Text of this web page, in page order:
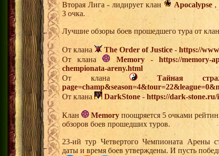
Вторая Лига - лидирует клан
Apocalypse ,
3 очка.
Лучшие обзоры боев прошедшего тура от
От клана The Order of Justice - https://
От клана
Memory-https://memory-
chempionata-areny.html
От клана
Тайная
От клана
DarkStone - https://dark-stone.ru/
Клан Memory поощряется 5 очками
обзоров боев прошедших туров.
23-ий тур Четвертого Чемпионата Арены
даты и время боев утверждены. И пусть